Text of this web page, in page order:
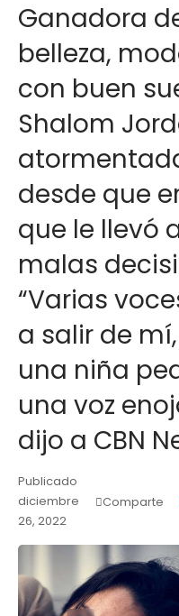
Ganadora
belleza,
con buen
Shalom
desde que
que le llevó
malas
“Varias
a salir de
una niña
una voz
dijo a CBN
Publicado
diciembre
26, 2022
Comparte